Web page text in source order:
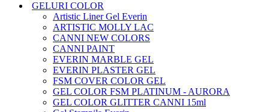
GELURI COLOR
Artistic Liner Gel Everin
ARTISTIC MOLLY LAC
CANNI NEW COLORS
CANNI PAINT
EVERIN MARBLE GEL
EVERIN PLASTER GEL
FSM COVER COLOR GEL
GEL COLOR FSM PLATINUM - AURORA
GEL COLOR GLITTER CANNI 15ml